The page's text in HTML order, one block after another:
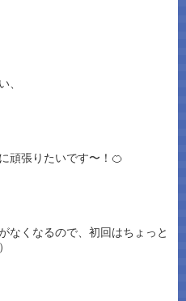
、
頑張りたいです〜！🍊
なくなるので、初回はちょっと